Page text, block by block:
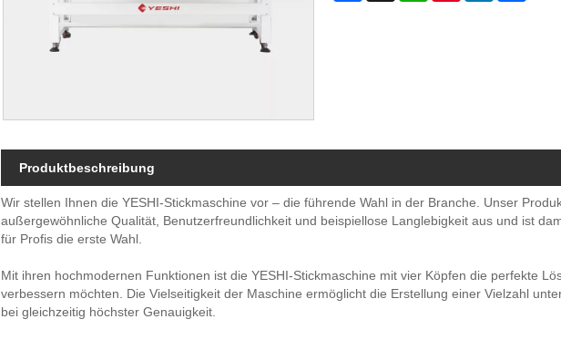
Produktbeschreibung
Wir stellen Ihnen die YESHI-Stickmaschine vor – die führende Wahl in der Branche. Unser
außergewöhnliche Qualität, Benutzerfreundlichkeit und beispiellose Langlebigkeit aus und ist
für Profis die erste Wahl.
Mit ihren hochmodernen Funktionen ist die YESHI-Stickmaschine mit vier Köpfen die perfekte
verbessern möchten. Die Vielseitigkeit der Maschine ermöglicht die Erstellung einer Vielzahl
bei gleichzeitig höchster Genauigkeit.